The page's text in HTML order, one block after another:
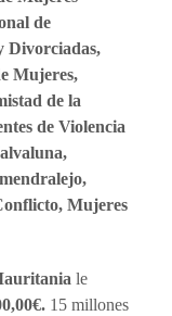
de
Divorciadas,
Mujeres,
de la
de Violencia
Mujeres
le
15 millones